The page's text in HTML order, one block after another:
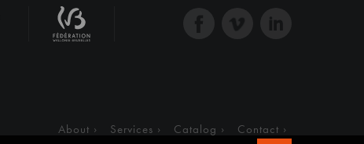
About Services Catalog Contact